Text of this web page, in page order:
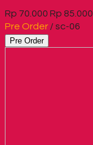
Rp 70.000 Rp 85.000
Pre Order / sc-06
Pre Order